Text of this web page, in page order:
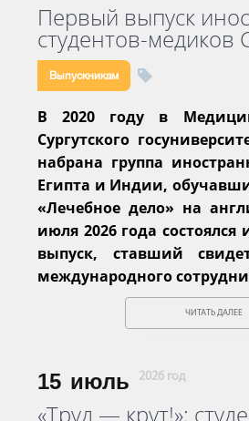
Первый выпуск
студентов-медиков
Выпускникам
В 2020 году в
Сургутского
набрана группа
Египта и Индии,
«Лечебное дело» на
июля 2026 года
выпуск, ставший
международного
ЧИТАТЬ ДАЛЕЕ
15 июль 2026 год
«Труд — крут!»: